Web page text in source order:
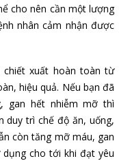
cho nên cần một lượng
nhân cảm nhận được
chiết xuất hoàn toàn từ
hiệu quả. Nếu bạn đã
gan hết nhiễm mỡ thì
duy trì chế độ ăn, uống,
còn tăng mỡ máu, gan
cho tới khi đạt yêu